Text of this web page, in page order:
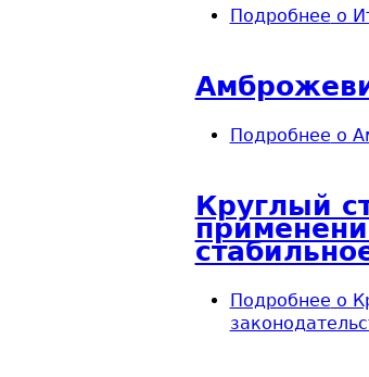
Подробнее о
Подробнее о
Круглый
Подробнее о